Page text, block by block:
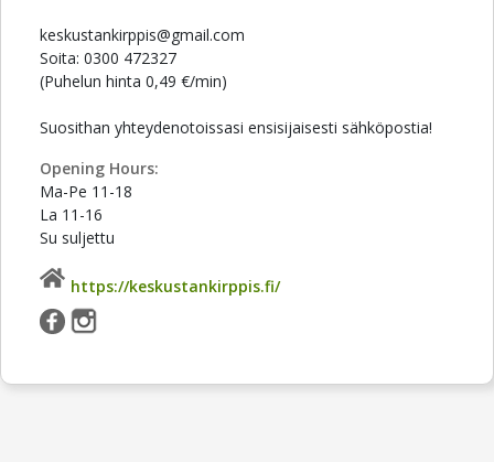
keskustankirppis@gmail.com
Soita: 0300 472327
(Puhelun hinta 0,49 €/min)
Suosithan yhteydenotoissasi ensisijaisesti sähköpostia!
Opening Hours:
Ma-Pe 11-18
La 11-16
Su suljettu
https://keskustankirppis.fi/